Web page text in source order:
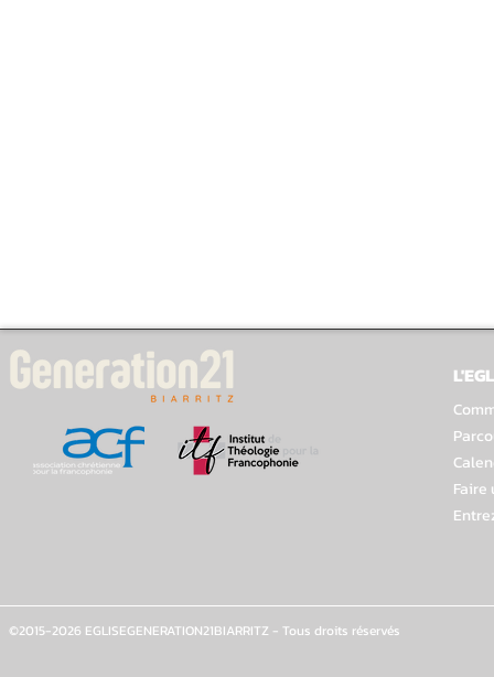
Faire
©2015-2026 EGLISEGENERATION21BIARRITZ - Tous droits réservés